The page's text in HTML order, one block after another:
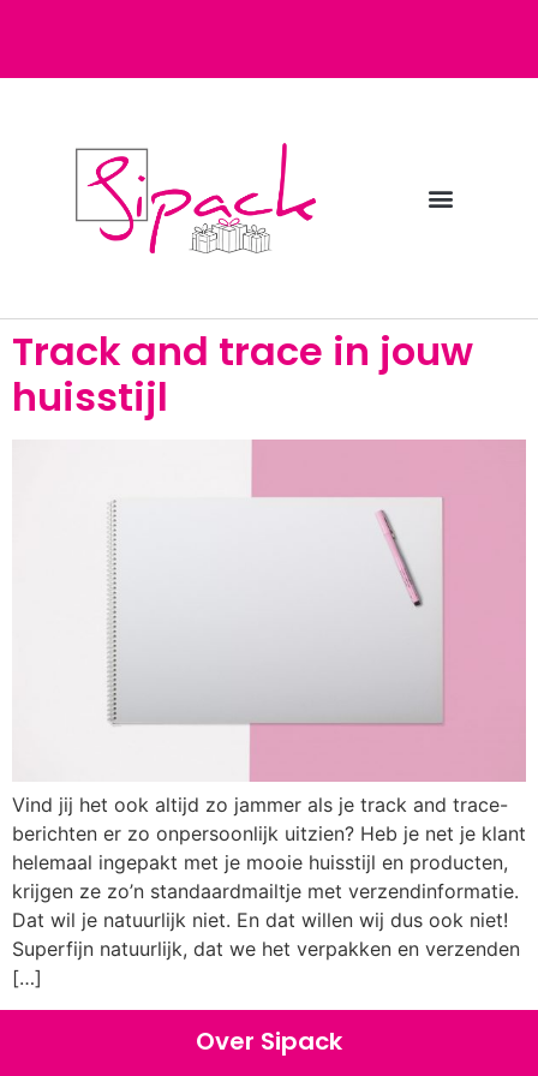
Track and trace in jouw
huisstijl
Vind jij het ook altijd zo jammer als je track and trace-
berichten er zo onpersoonlijk uitzien? Heb je net je klant
helemaal ingepakt met je mooie huisstijl en producten,
krijgen ze zo’n standaardmailtje met verzendinformatie.
Dat wil je natuurlijk niet. En dat willen wij dus ook niet!
Superfijn natuurlijk, dat we het verpakken en verzenden
[…]
Over Sipack